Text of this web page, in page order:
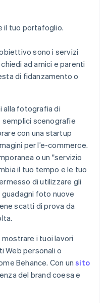
il tuo portafoglio.
sono i servizi
ad amici e parenti
di fidanzamento o
alla fotografia di
scenografie
con una startup
per l’e-commerce.
o un "servizio
il tuo tempo e le tuo
di utilizzare gli
foto nuove
scatti di prova da
mostrare i tuoi lavori
Web personali o
Behance. Con unsito
del brand coesa e